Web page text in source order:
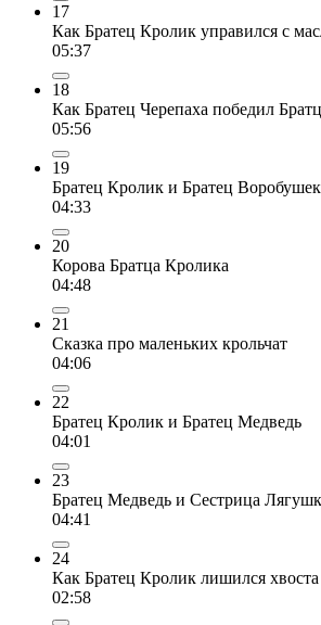
17
Как Братец Кролик управился с
05:37
18
Как Братец Черепаха победил
05:56
19
Братец Кролик и Братец Воробушек
04:33
20
Корова Братца Кролика
04:48
21
Сказка про маленьких крольчат
04:06
22
Братец Кролик и Братец Медведь
04:01
23
Братец Медведь и Сестрица
04:41
24
Как Братец Кролик лишился хвоста
02:58